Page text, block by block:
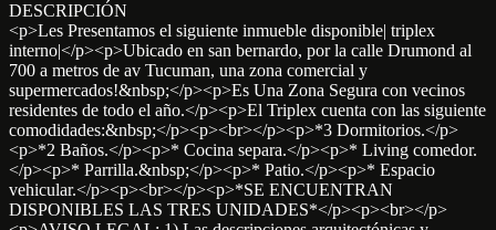
DESCRIPCIÓN
<p>Les Presentamos el siguiente inmueble disponible| triplex
interno|</p><p>Ubicado en san bernardo, por la calle Drumond al
700 a metros de av Tucuman, una zona comercial y
supermercados!&nbsp;</p><p>Es Una Zona Segura con vecinos
residentes de todo el año.</p><p>El Triplex cuenta con las siguiente
comodidades:&nbsp;</p><p><br></p><p>*3 Dormitorios.</p>
<p>*2 Baños.</p><p>* Cocina separa.</p><p>* Living comedor.
</p><p>* Parrilla.&nbsp;</p><p>* Patio.</p><p>* Espacio
vehicular.</p><p><br></p><p>*SE ENCUENTRAN
DISPONIBLES LAS TRES UNIDADES*</p><p><br></p>